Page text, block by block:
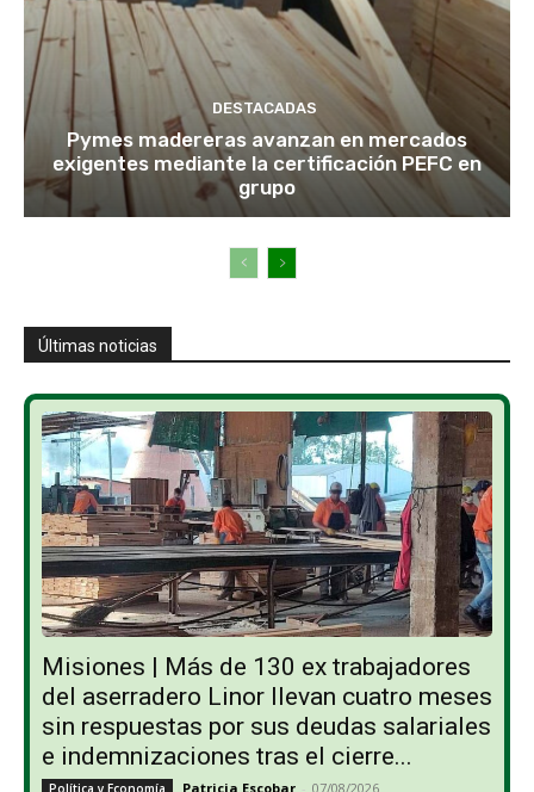
DESTACADAS
Pymes madereras avanzan en mercados
exigentes mediante la certificación PEFC en
grupo
Últimas noticias
Misiones | Más de 130 ex trabajadores
del aserradero Linor llevan cuatro meses
sin respuestas por sus deudas salariales
e indemnizaciones tras el cierre...
Política y Economía Patricia Escobar - 07/08/2026